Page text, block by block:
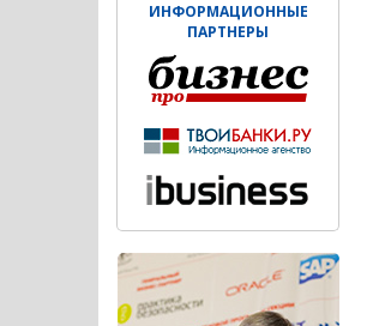
ИНФОРМАЦИОННЫЕ
ПАРТНЕРЫ